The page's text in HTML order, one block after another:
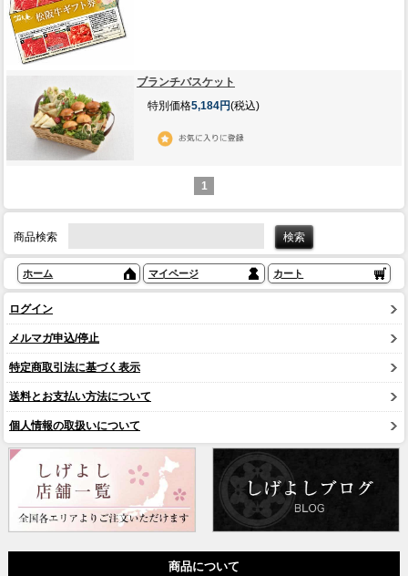
ブランチバスケット
特別価格5,184円(税込)
1
商品検索
ホーム マイページ カート
ログイン
メルマガ申込/停止
特定商取引法に基づく表示
送料とお支払い方法について
個人情報の取扱いについて
商品について